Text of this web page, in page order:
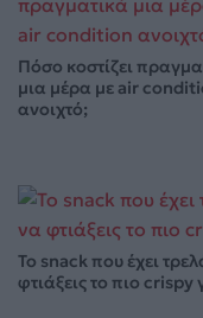
Πόσο κοστίζει
μια μέρα με air
ανοιχτό;
Το snack που έχει
φτιάξεις το πιο crispy